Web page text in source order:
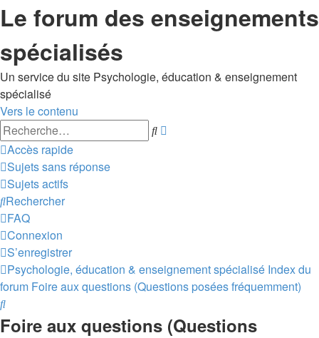
Le forum des enseignements
spécialisés
Un service du site Psychologie, éducation & enseignement
spécialisé
Vers le contenu
Rechercher
Accès rapide
Sujets sans réponse
Sujets actifs
Rechercher
FAQ
Connexion
S’enregistrer
Psychologie, éducation & enseignement spécialisé Index du
forum Foire aux questions (Questions posées fréquemment)
Rechercher
Foire aux questions (Questions